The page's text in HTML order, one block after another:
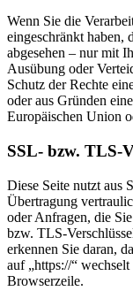
Wenn Sie die
eingeschränkt haben,
abgesehen – nur mit
Ausübung oder
Schutz der Rechte
oder aus Gründen
Europäischen Union
SSL- bzw. TLS-
Diese Seite nutzt aus
Übertragung
oder Anfragen, die
bzw. TLS-
erkennen Sie daran,
auf „https://“
Browserzeile.